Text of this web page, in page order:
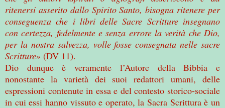
ritenersi asserito dallo Spirito Santo, bisogna ritenere per
conseguenza che i libri delle Sacre Scritture insegnano
con certezza, fedelmente e senza errore la verità che Dio,
per la nostra salvezza, volle fosse consegnata nelle sacre
Scritture» (DV 11).
Dio dunque è veramente l’Autore della Bibbia e
nonostante la varietà dei suoi redattori umani, delle
espressioni contenute in essa e del contesto storico-sociale
in cui essi hanno vissuto e operato, la Sacra Scrittura è un